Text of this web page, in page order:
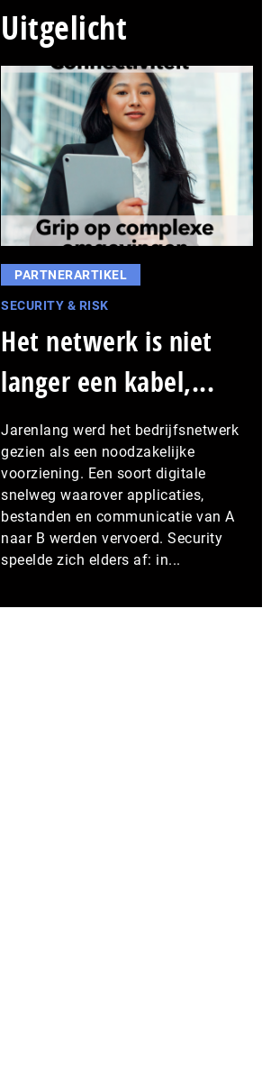
Uitgelicht
PARTNERARTIKEL
SECURITY & RISK
Het netwerk is niet
langer een kabel,...
Jarenlang werd het bedrijfsnetwerk
gezien als een noodzakelijke
voorziening. Een soort digitale
snelweg waarover applicaties,
bestanden en communicatie van A
naar B werden vervoerd. Security
speelde zich elders af: in...